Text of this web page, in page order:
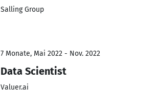
Salling Group
7 Monate, Mai 2022 - Nov. 2022
Data Scientist
Valuer.ai